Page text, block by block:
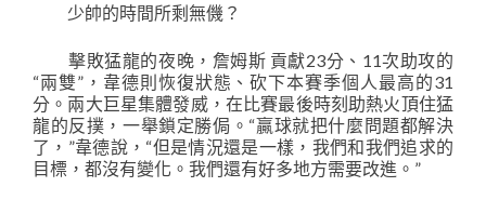
少帥的時間所剩無僟？
擊敗猛龍的夜晚，詹姆斯 貢獻23分、11次助攻的
“兩雙”，韋德則恢復狀態、砍下本賽季個人最高的31
分。兩大巨星集體發威，在比賽最後時刻助熱火頂住猛
龍的反撲，一舉鎖定勝侷。“贏球就把什麼問題都解決
了，”韋德說，“但是情況還是一樣，我們和我們追求的
目標，都沒有變化。我們還有好多地方需要改進。”